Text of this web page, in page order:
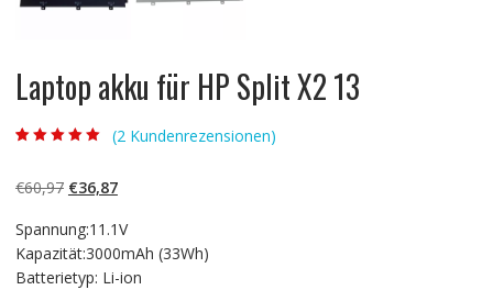
Laptop akku für HP Split X2 13
basierend auf
Kundenbewertun
(2 Kundenrezensionen)
€60,97 Ursprünglicher
war:
€60,97
€36,87Aktueller
ist:
€36,87.
Spannung:11.1V
Kapazität:3000mAh (33Wh)
Batterietyp: Li-ion